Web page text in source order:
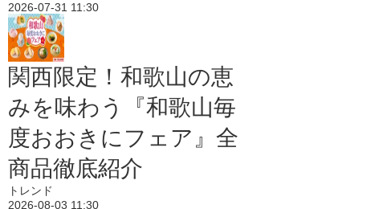
2026-07-31 11:30
関西限定！和歌山の恵
みを味わう『和歌山毎
度おおきにフェア』全
商品徹底紹介
トレンド
2026-08-03 11:30